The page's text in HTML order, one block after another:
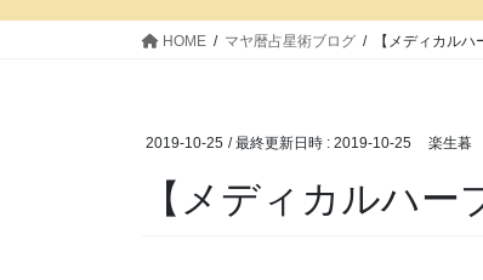
HOME マヤ暦占星術ブログ 【メディカル
2019-10-25 / 最終更新日時 : 2019-10-25 楽生暮
【メディカルハー